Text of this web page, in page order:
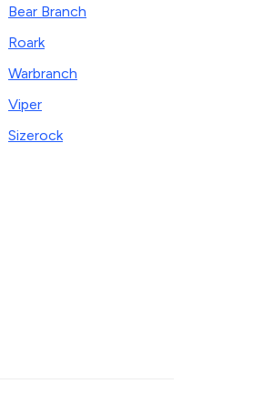
Bear Branch
Roark
Warbranch
Viper
Sizerock